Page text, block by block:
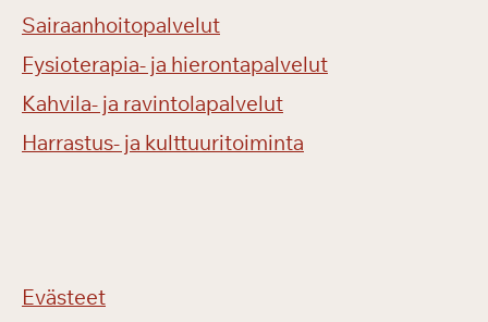
Sairaanhoitopalvelut
Fysioterapia- ja hierontapalvelut
Kahvila- ja ravintolapalvelut
Harrastus- ja kulttuuritoiminta
Evästeet